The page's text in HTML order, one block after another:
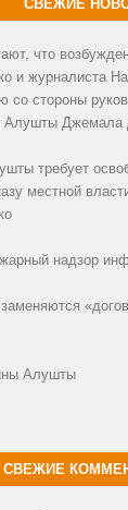
СВЕЖИЕ
что
и журналиста
со стороны
Алушты Джемала
требует
местной
надзор
Алушты
СВЕЖИЕ